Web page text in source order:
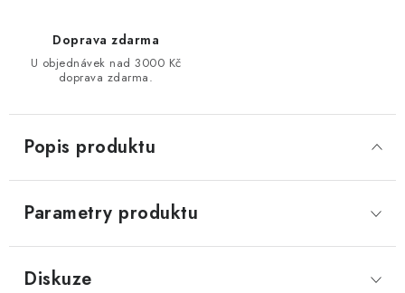
Doprava zdarma
U objednávek nad 3000 Kč
doprava zdarma.
Popis produktu
Parametry produktu
Diskuze